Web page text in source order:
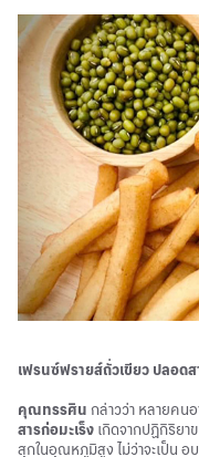
เฟรนซ์ฟรายส์ถั่วเขียว ปลอดส
คุณทรรศิน กล่าวว่า หลายคน
สารก่อมะเร็ง เกิดจากปฏิกิริยา
สุกในอุณหภูมิสูง ไม่ว่าจะเป็น อ